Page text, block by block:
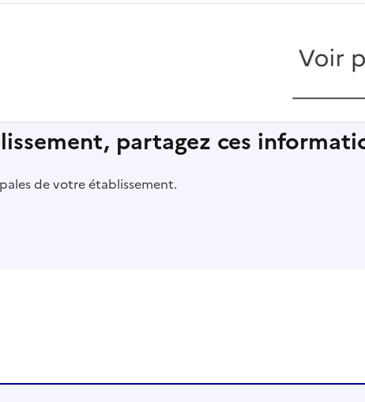
partagez ces
de votre établissement.